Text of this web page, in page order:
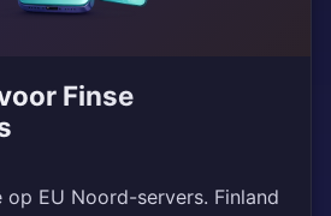
Finse
EU Noord-servers. Finland